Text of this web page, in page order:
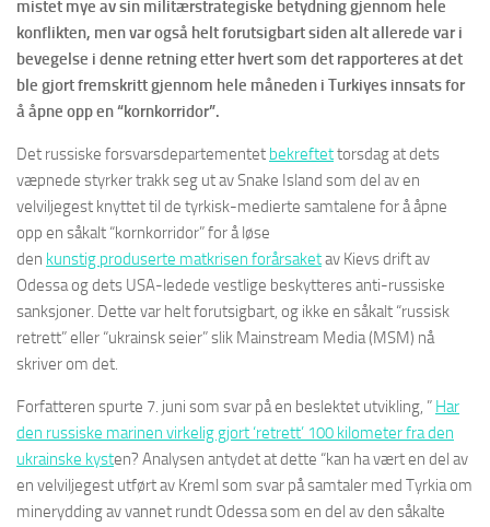
mistet mye av sin militærstrategiske betydning gjennom hele
konflikten, men var også helt forutsigbart siden alt allerede var i
bevegelse i denne retning etter hvert som det rapporteres at det
ble gjort fremskritt gjennom hele måneden i Turkiyes innsats for
å åpne opp en “kornkorridor”.
Det russiske forsvarsdepartementet bekreftettorsdag at dets
væpnede styrker trakk seg ut av Snake Island som del av en
velviljegest knyttet til de tyrkisk-medierte samtalene for å åpne
opp en såkalt “kornkorridor” for å løse
den kunstig produserte matkrisen forårsaketav Kievs drift av
Odessa og dets USA-ledede vestlige beskytteres anti-russiske
sanksjoner. Dette var helt forutsigbart, og ikke en såkalt “russisk
retrett” eller “ukrainsk seier” slik Mainstream Media (MSM) nå
skriver om det.
Forfatteren spurte 7. juni som svar på en beslektet utvikling, ” Har
den russiske marinen virkelig gjort ‘retrett’ 100 kilometer fra den
ukrainske kysten? Analysen antydet at dette “kan ha vært en del av
en velviljegest utført av Kreml som svar på samtaler med Tyrkia om
minerydding av vannet rundt Odessa som en del av den såkalte